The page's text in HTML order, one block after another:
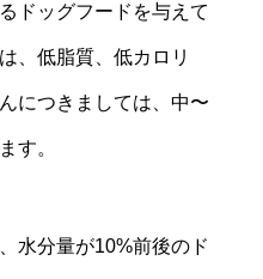
ドッグフードを与えて
、低脂質、低カロリ
につきましては、中〜
す。
水分量が10%前後のド